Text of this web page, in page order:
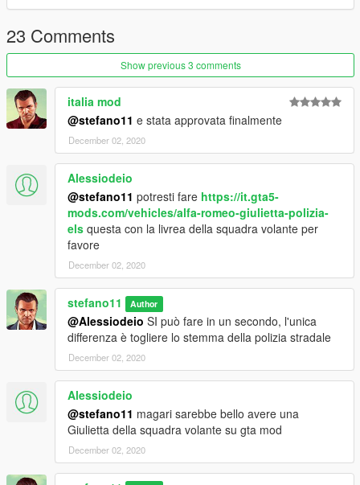
23 Comments
Show previous 3 comments
italia mod
@stefano11 e stata approvata finalmente
December 02, 2020
Alessiodeio
@stefano11 potresti fare https://it.gta5-
mods.com/vehicles/alfa-romeo-giulietta-polizia-
els questa con la livrea della squadra volante per
favore
December 02, 2020
stefano11 Author
@Alessiodeio SI può fare in un secondo, l'unica
differenza è togliere lo stemma della polizia stradale
December 02, 2020
Alessiodeio
@stefano11 magari sarebbe bello avere una
Giulietta della squadra volante su gta mod
December 02, 2020